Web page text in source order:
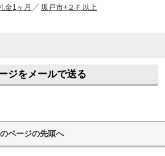
金1ヶ月 坂戸市+２Ｆ以上
ジをメールで送る
ページの先頭へ